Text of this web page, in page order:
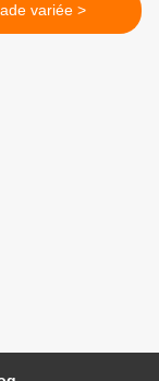
Salade variée >